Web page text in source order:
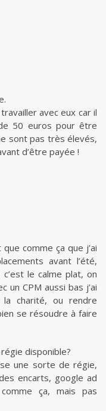
avec eux car il
50 euros pour être
sont pas très élevés,
d’être payée !
comme ça que j’ai
avant l’été,
le calme plat, on
un CPM aussi bas j’ai
la charité, ou rendre
se résoudre à faire
disponible?
une sorte de régie,
encarts, google ad
ça, mais pas